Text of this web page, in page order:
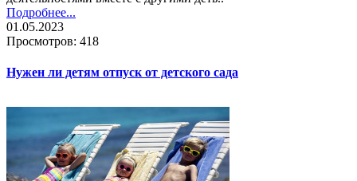
Подробнее...
01.05.2023
Просмотров: 418
Нужен ли детям отпуск от детского сада